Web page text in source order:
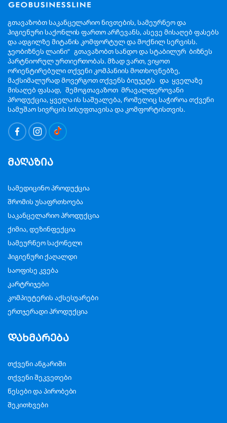
გთავაზობთ საკანცელარიო ნივთების, სამეურნეო და
ჰიგიენური საქონლის ფართო არჩევანს, ასევე მისაღებ ფასებს
და ადგილზე მიტანის კომფორტულ და მოქნილ სერვისს.
ჯეობიზნეს ლაინი“ გთავაზობთ სანდო და სტაბილურ ბიზნეს
პარტნიორულ ურთიერთობას. მზად ვართ, ვიყოთ
ორიენტირებული თქვენი კომპანიის მოთხოვნებზე,
მაქსიმალურად მოვერგოთ თქვენს ბიუჯეტს და ყველაზე
მისაღებ ფასად, შემოგთავაზოთ მრავალფეროვანი
პროდუქცია, ყველა ის საშუალება, რომელიც საჭიროა თქვენი
სამუშაო სივრცის სისუფთავისა და კომფორტისთვის.
მაღაზია
სამედიცინო პროდუქცია
შრომის უსაფრთხოება
საკანცელარიო პროდუქცია
ქიმია, დეზინფექცია
სამეურნეო საქონელი
ჰიგიენური ქაღალდი
საოფისე კვება
კარტრიჯები
კომპიუტერის აქსესუარები
ერთჯერადი პროდუქცია
დახმარება
თქვენი ანგარიში
თქვენი შეკვეთები
წესები და პირობები
შეკითხვები